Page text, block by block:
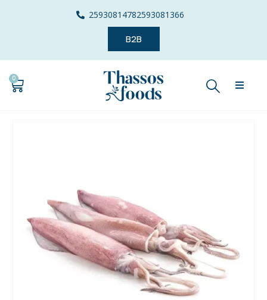
25930814782593081366
B2B
0